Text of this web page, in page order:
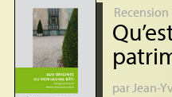
Recension
parJean-